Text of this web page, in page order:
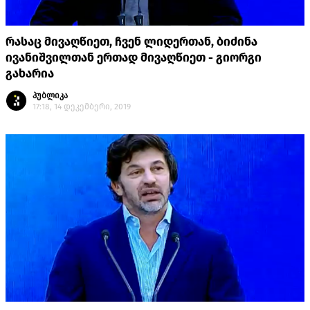
რასაც მივაღწიეთ, ჩვენ ლიდერთან, ბიძინა
ივანიშვილთან ერთად მივაღწიეთ - გიორგი
გახარია
პუბლიკა
17:18, 14 დეკემბერი, 2019